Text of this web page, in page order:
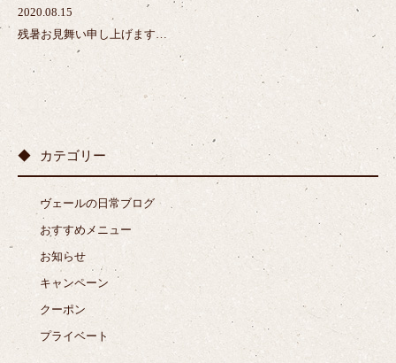
2020.08.15
残暑お見舞い申し上げます…
カテゴリー
ヴェールの日常ブログ
おすすめメニュー
お知らせ
キャンペーン
クーポン
プライベート